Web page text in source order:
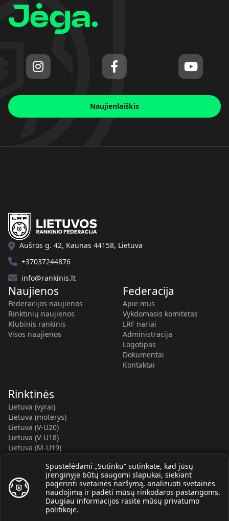
Jėga.
Naujienlaiškis
Spustelėdami „Sutinku“ sutinkate, kad jūsų
įrenginyje būtų saugomi slapukai, siekiant
pagerinti svetainės naršymą, analizuoti svetainės
naudojimą ir padėti mūsų rinkodaros pastangoms.
Daugiau informacijos rasite mūsų privatumo
politikoje.
Aušros g. 42, Kaunas 44158, Lietuva
+37037244876
info@rankinis.lt
Naujienos
Federacijos naujienos
Rinktinių naujienos
Klubinis rankinis
Visos naujienos
Federacija
Apie mus
Vykdomasis komitetas
LRF nariai
Administracija
Logotipas
Dokumentai
Kontaktai
Rinktinės
Lietuva (vyrai)
Lietuva (moterys)
Lietuva (V-U20)
Lietuva (V-U18)
Lietuva (M-U19)
Lietuva (M-U16)